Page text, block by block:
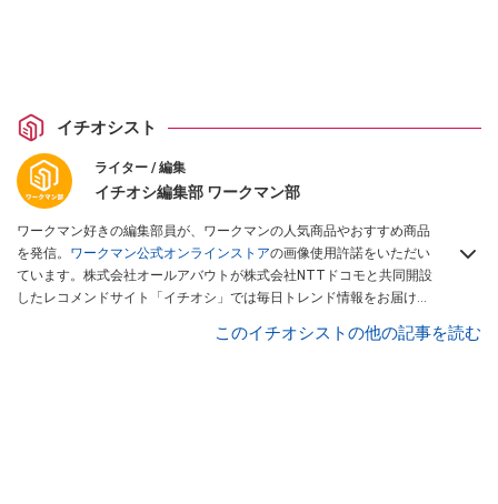
イチオシスト
ライター / 編集
イチオシ編集部 ワークマン部
ワークマン好きの編集部員が、ワークマンの人気商品やおすすめ商品
を発信。 ワークマン公式オンラインストアの画像使用許諾をいただい
ています。株式会社オールアバウトが株式会社NTTドコモと共同開設
したレコメンドサイト「イチオシ」では毎日トレンド情報をお届け。
このイチオシストの他の記事を読む